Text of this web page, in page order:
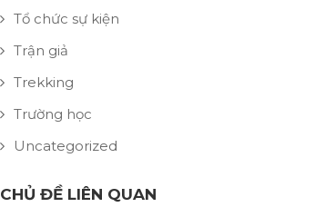
Tổ chức sự kiện
Trận giả
Trekking
Trường học
Uncategorized
CHỦ ĐỀ LIÊN QUAN